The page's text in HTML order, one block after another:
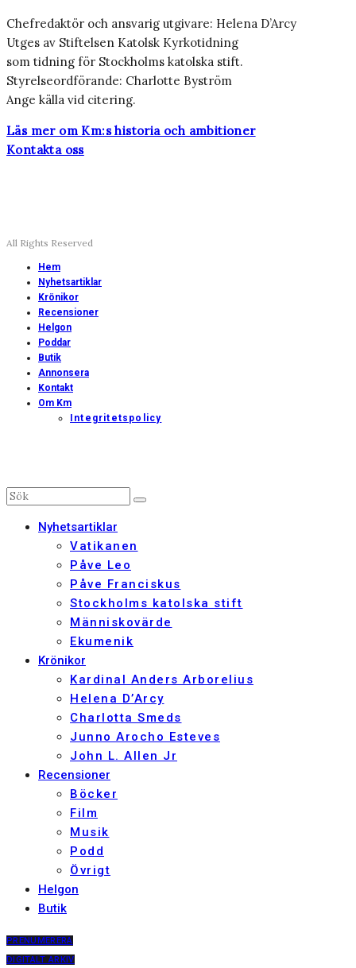
Chefredaktör och ansvarig utgivare: Helena D’Arcy
Utges av Stiftelsen Katolsk Kyrkotidning
som tidning för Stockholms katolska stift.
Styrelseordförande: Charlotte Byström
Ange källa vid citering.
Läs mer om Km:s historia och ambitioner
Kontakta oss
All Rights Reserved
Hem
Nyhetsartiklar
Krönikor
Recensioner
Helgon
Poddar
Butik
Annonsera
Kontakt
Om Km
Integritetspolicy
Nyhetsartiklar
Vatikanen
Påve Leo
Påve Franciskus
Stockholms katolska stift
Människovärde
Ekumenik
Krönikor
Kardinal Anders Arborelius
Helena D’Arcy
Charlotta Smeds
Junno Arocho Esteves
John L. Allen Jr
Recensioner
Böcker
Film
Musik
Podd
Övrigt
Helgon
Butik
PRENUMERERA
DIGITALT ARKIV